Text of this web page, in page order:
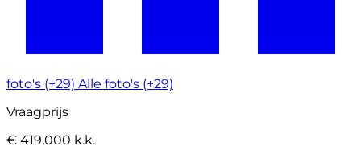
foto's (+29) Alle foto's (+29)
Vraagprijs
€ 419.000 k.k.